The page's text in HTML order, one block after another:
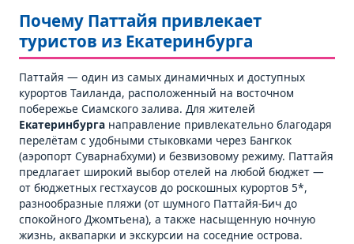
Почему Паттайя привлекает
туристов из Екатеринбурга
Паттайя — один из самых динамичных и доступных
курортов Таиланда, расположенный на восточном
побережье Сиамского залива. Для жителей
Екатеринбурганаправление привлекательно благодаря
перелётам с удобными стыковками через Бангкок
(аэропорт Суварнабхуми) и безвизовому режиму. Паттайя
предлагает широкий выбор отелей на любой бюджет —
от бюджетных гестхаусов до роскошных курортов 5*,
разнообразные пляжи (от шумного Паттайя-Бич до
спокойного Джомтьена), а также насыщенную ночную
жизнь, аквапарки и экскурсии на соседние острова.